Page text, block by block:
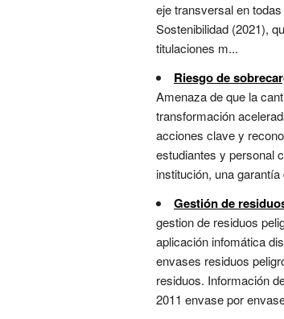
eje transversal en
Sostenibilidad (2021),
titulaciones m...
Riesgo de
Amenaza de que la
transformación
acciones clave y
estudiantes y personal
institución, una garantía
Gestión de
gestion de residuos
aplicación infomática
envases residuos
residuos. Información
2011 envase por